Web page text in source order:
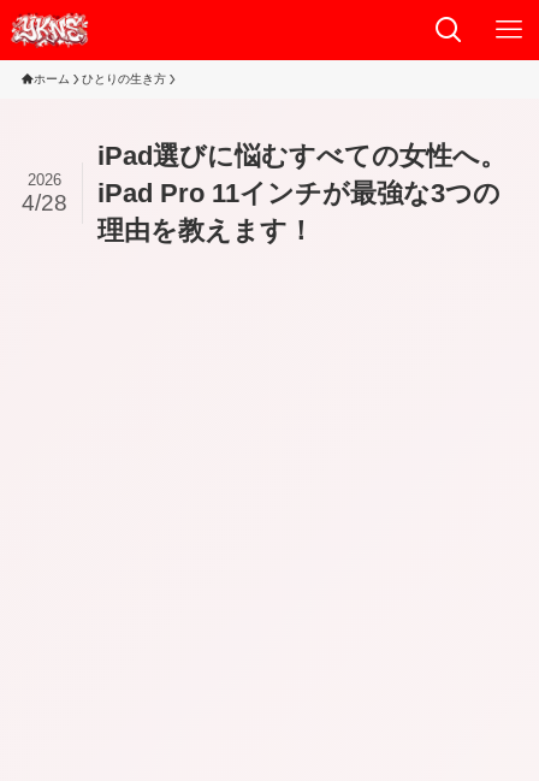
ホーム ひとりの生き方
iPad選びに悩むすべての女性へ。
iPad Pro 11インチが最強な3つの
理由を教えます！
2026
4/28